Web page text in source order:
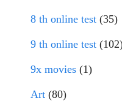
8 th online test (35)
9 th online test
9x movies (1)
Art (80)